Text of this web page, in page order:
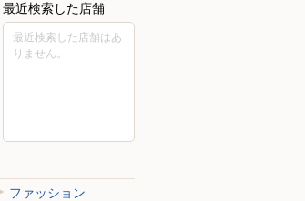
最近検索した店舗
最近検索した店舗はあ
りません。
ファッション